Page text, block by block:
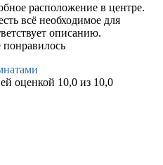
расположение в центре.
всё необходимое для
описанию.
оценкой 10,0 из 10,0